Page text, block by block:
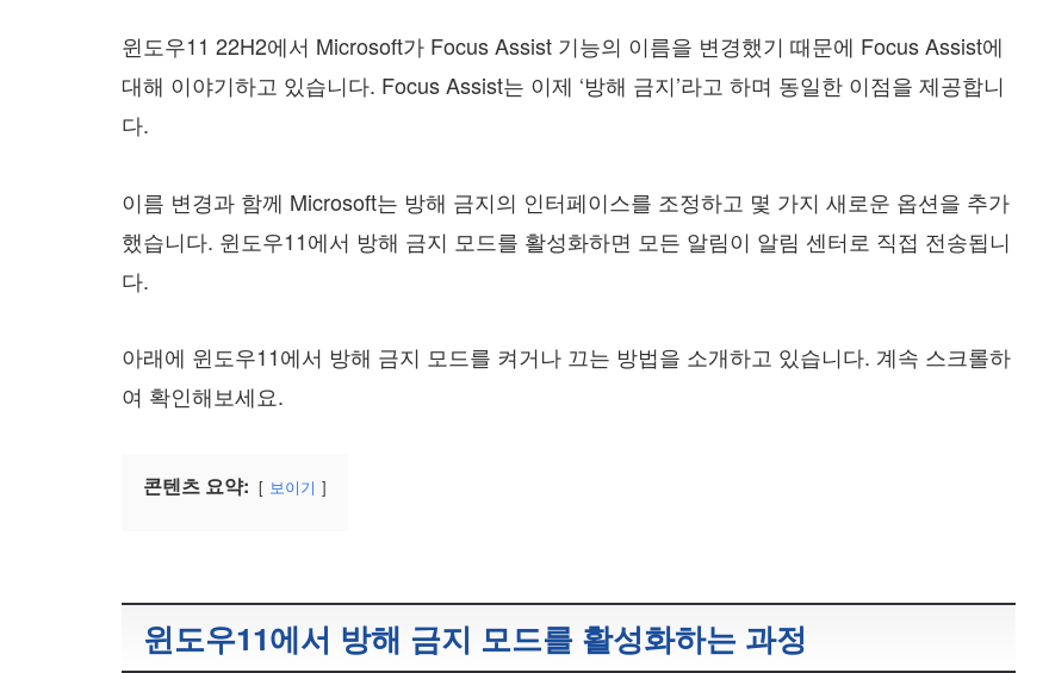
윈도우11 22H2에서 Microsoft가 Focus Assist 기능의 이름을 변경했기 때문에 Focus Assist에
대해 이야기하고 있습니다. Focus Assist는 이제 ‘방해 금지’라고 하며 동일한 이점을 제공합니
다.
이름 변경과 함께 Microsoft는 방해 금지의 인터페이스를 조정하고 몇 가지 새로운 옵션을 추가
했습니다. 윈도우11에서 방해 금지 모드를 활성화하면 모든 알림이 알림 센터로 직접 전송됩니
다.
아래에 윈도우11에서 방해 금지 모드를 켜거나 끄는 방법을 소개하고 있습니다. 계속 스크롤하
여 확인해보세요.
콘텐츠 요약: 보이기
윈도우11에서 방해 금지 모드를 활성화하는 과정